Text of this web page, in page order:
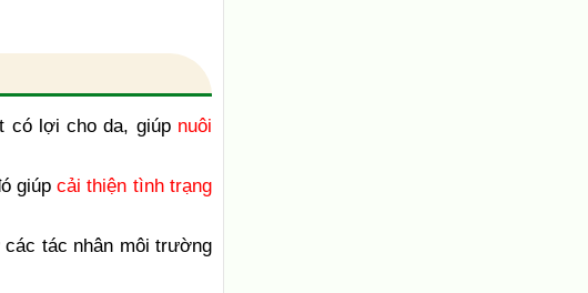
có lợi cho da, giúp nuôi
giúpcải thiện tình trạng
tác nhân môi trường